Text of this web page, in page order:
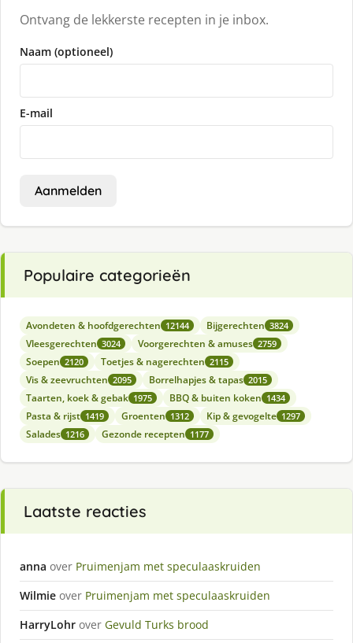
Ontvang de lekkerste recepten in je inbox.
Naam (optioneel)
E-mail
Aanmelden
Populaire categorieën
Avondeten & hoofdgerechten 12144 Bijgerechten 3824
Vleesgerechten 3024 Voorgerechten & amuses 2759
Soepen 2120 Toetjes & nagerechten 2115
Vis & zeevruchten 2095 Borrelhapjes & tapas 2015
Taarten, koek & gebak 1975 BBQ & buiten koken 1434
Pasta & rijst 1419 Groenten 1312 Kip & gevogelte 1297
Salades 1216 Gezonde recepten 1177
Laatste reacties
anna over Pruimenjam met speculaaskruiden
Wilmie over Pruimenjam met speculaaskruiden
HarryLohr over Gevuld Turks brood